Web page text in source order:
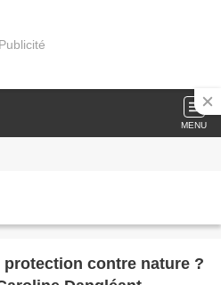
Publicité
MENU
contre nature ?